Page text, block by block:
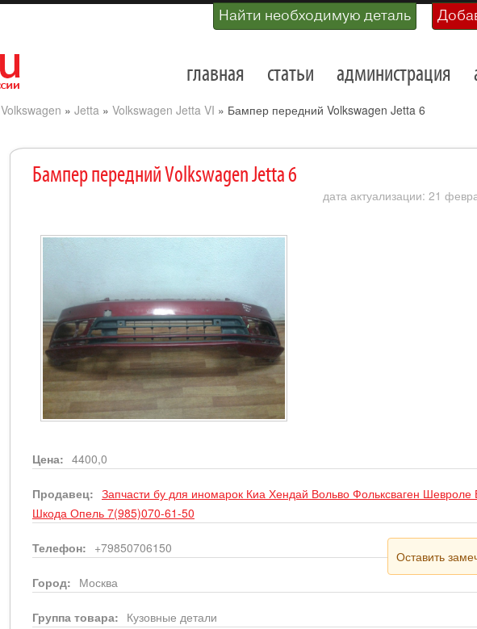
Найти необходимую деталь
главная статьи администрация
Volkswagen » Jetta» Volkswagen Jetta VI » Бампер передний Volkswagen Jetta 6
Бампер передний Volkswagen Jetta 6
дата актуализации: 21
Цена: 4400,0
Продавец: Запчасти бу для иномарок Киа Хендай Вольво Фольксваген
Шкода Опель 7(985)070-61-50
Телефон: +79850706150
Оставить
Город: Москва
Группа товара: Кузовные детали